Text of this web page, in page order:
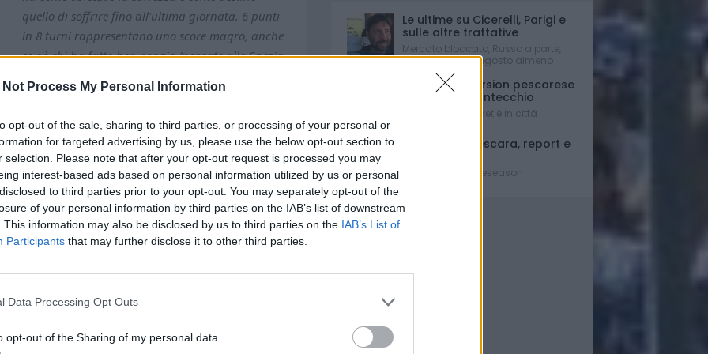
Not Process My Personal Information
opt-out of the sale, sharing to third parties, or processing of your personal or
for targeted advertising by us, please use the below opt-out section to
selection. Please note that after your opt-out request is processed you may
interest-based ads based on personal information utilized by us or personal
to third parties prior to your opt-out. You may separately opt-out of the
of your personal information by third parties on the IAB’s list of downstream
This information may also be disclosed by us to third parties on the IAB’s List of
Participants that may further disclose it to other third parties.
Data Processing Opt Outs
opt-out of the Sharing of my personal data.
quello di soffrire fino all'ultima giornata. 6 punti
in 8 turni rappresentano uno score magro, anche
se c'è chi ha fatto ben peggio (pensate allo Spezia
costruita per riprovare la scalata, ultima a quota
in casa e che fuori sei sempre stato battuto,
Sampdoria). Del Delfino preoccupano la fragilità
piano tattico, i tanti, anzi troppi errori individuali e
(16 in 8 uscite, alla media di 2 a match) e
nei finali di partita sulla forza della disperazione,
e non si ha nulla da perdere. In questo campionato si
con Venezia, Sudtirol e, appunto, Carrarese
l'Empoli, che aveva un po' illuso tutti ma che con
perchè i toscani sono stati i primi in B a
che dopo il ko nel derby ligure ha allontanato mister
minuto 68. Il segnale è chiaro: la banda Vivarini
in casa, mentre in trasferta ha mostrato un
a passare in vantaggio in 2 circostanze (al
Le ultime su Cicerelli, Parigi e
sulle altre trattative
Mercato bloccato, Russo a parte,
fino a dopo Ferragosto almeno
Una full immersion pescarese
per Simone Fontecchio
La stella del basket è in città
Giulianova-Pescara, report e
Penultimo test preseason